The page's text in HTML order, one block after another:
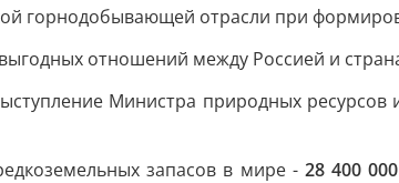
горнодобывающей отрасли при
отношений между Россией и
Министра природных ресурсов
запасов в мире - 28 400